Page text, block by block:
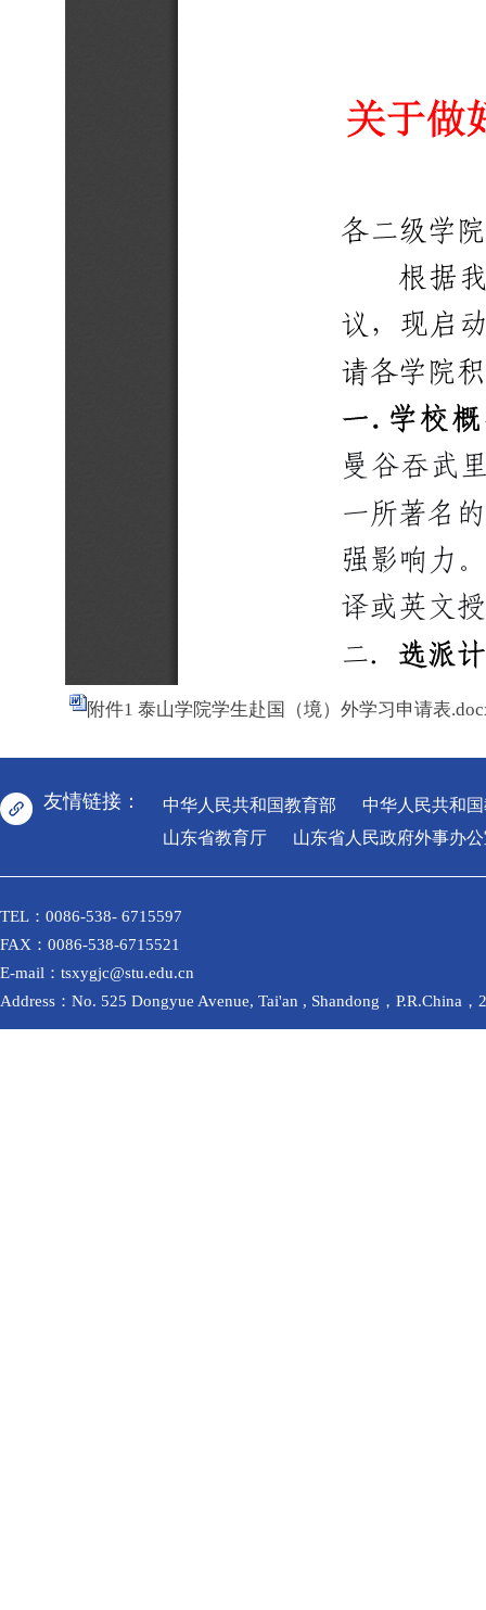
附件1 泰山学院学生赴国（境）外学习申请表
友情链接： 中华人民共和国教育部
中华人民共和
山东省教育厅
山东省人民政府外事办
TEL：0086-538- 6715597
FAX：0086-538-6715521
E-mail：tsxygjc@stu.edu.cn
Address：No. 525 Dongyue Avenue, Tai'an , Shandong，P.R.China，